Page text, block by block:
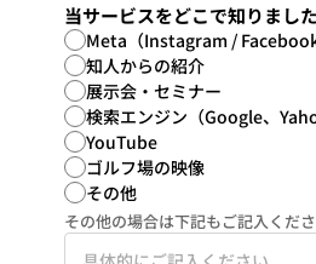
当サービスをどこで知りまし
Meta（Instagram /
知人からの紹介
展示会・セミナー
検索エンジン（Google、
YouTube
ゴルフ場の映像
その他
その他の場合は下記もご記入くださ